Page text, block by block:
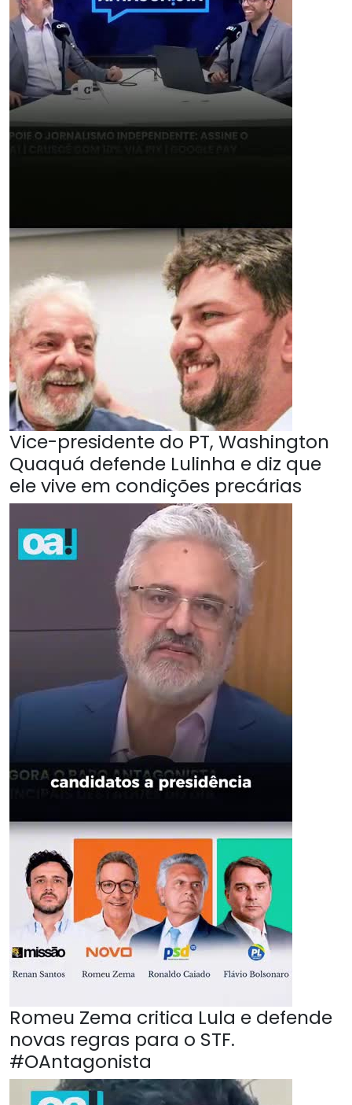
Vice-presidente do PT, Washington
Quaquá defende Lulinha e diz que
ele vive em condições precárias
Romeu Zema critica Lula e defende
novas regras para o STF.
#OAntagonista